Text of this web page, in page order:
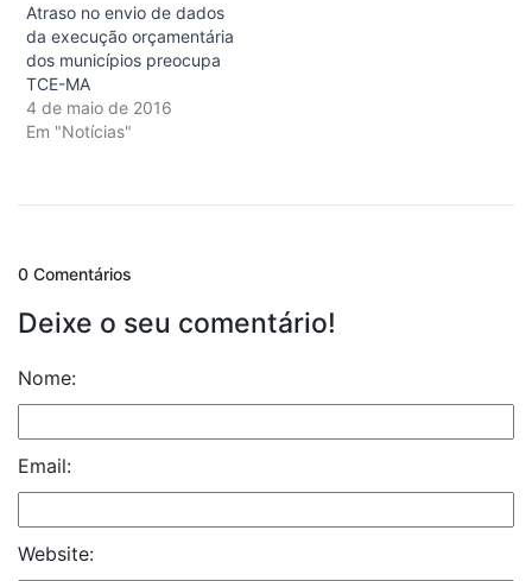
Atraso no envio de dados
da execução orçamentária
dos municípios preocupa
TCE-MA
4 de maio de 2016
Em "Notícias"
0 Comentários
Deixe o seu comentário!
Nome:
Email:
Website: